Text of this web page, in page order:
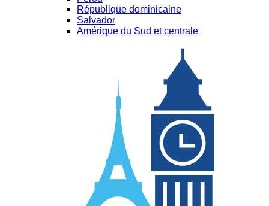
République dominicaine
Salvador
Amérique du Sud et centrale